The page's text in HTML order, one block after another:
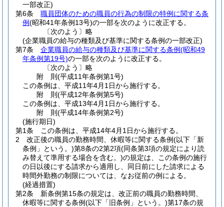
一部改正)
第6条
職員団体のための職員の行為の制限の特例に関する条
例(昭和41年条例13号)の一部を次のように改正する。
〔次のよう〕略
(企業職員の給与の種類及び基準に関する条例の一部改正)
第7条
企業職員の給与の種類及び基準に関する条例(昭和49
年条例第19号)の一部を次のように改正する。
〔次のよう〕略
附 則(平成11年条例第1号)
この条例は、平成11年4月1日から施行する。
附 則(平成12年条例第5号)
この条例は、平成13年4月1日から施行する。
附 則(平成14年条例第2号)
(施行期日)
第1条
この条例は、平成14年4月1日から施行する。
2
改正後の職員の勤務時間、休暇等に関する条例(以下「新
条例」という。)第8条の2第2項(同条第3項の規定により読
み替えて準用する場合を含む。)の規定は、この条例の施行
の日以後にする請求から適用し、同日前にした請求による
時間外勤務の制限については、なお従前の例による。
(経過措置)
第2条
新条例第15条の規定は、改正前の職員の勤務時間、
休暇等に関する条例(以下「旧条例」という。)第17条の規